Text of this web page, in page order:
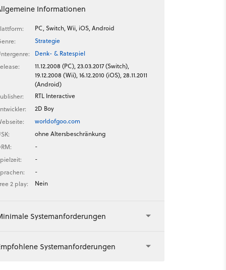
Informationen
PC, Switch, Wii, iOS, Android
Strategie
Denk- & Ratespiel
11.12.2008 (PC), 23.03.2017 (Switch),
19.12.2008 (Wii), 16.12.2010 (iOS), 28.11.2011
(Android)
RTL Interactive
2D Boy
worldofgoo.com
ohne Altersbeschränkung
-
-
-
2 play:
Nein
Systemanforderungen
Systemanforderungen